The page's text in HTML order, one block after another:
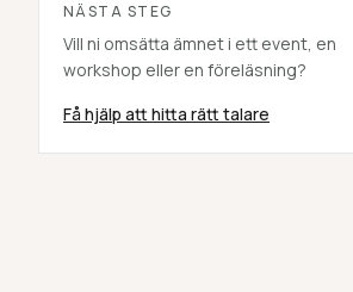
NÄSTA STEG
Vill ni omsätta ämnet i ett event, en
workshop eller en föreläsning?
Få hjälp att hitta rätt talare